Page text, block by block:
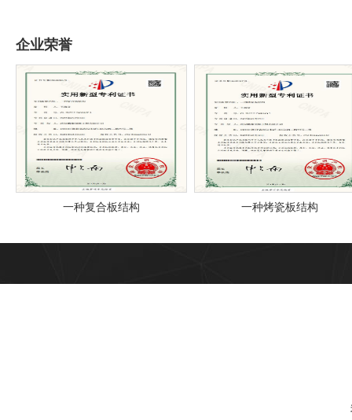
公司目前有100万平方铝单板幕墙生产车间，拥有5台配备全伺服
铝扣板数控液压机床；同时配备了从德国SCHUTZE进口的全长250
炭、油漆、粉末、烤瓷等各种表面烤漆。公司拥有强大的研发队伍
领先同行业的生产流水线，公司在产品研发、生产、销售及售后服
企业荣誉
一种烤瓷板结构 一种复